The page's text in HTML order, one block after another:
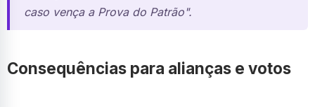
caso vença a Prova do Patrão".
Consequências para alianças e votos